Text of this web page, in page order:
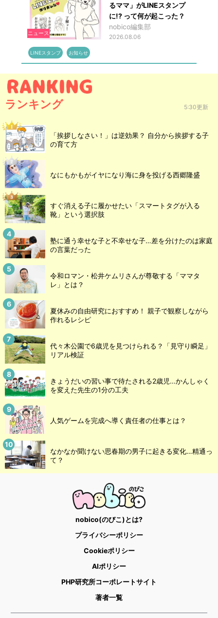
ニュース
るママ」がLINEスタンプ
に!? って何が起こった？
nobico編集部
2026.08.06
LINEスタンプ お知らせ
ランキング 5:30更新
「挨拶しなさい！」は逆効果？ 自分から挨拶する子
の育て方
なにもかもがイヤになり海に身を投げる西郷隆盛
すぐ消える子に履かせたい「スマートタグが入る
靴」という選択肢
塾に通う幸せな子と不幸せな子…差を分けたのは家庭
の言葉だった
令和ロマン・松井ケムリさんが尊敬する「ママタ
レ」とは？
夏休みの自由研究におすすめ！ 親子で観察しながら
作れるレシピ
代々木公園で6歳児を見つけられる？「見守り瞬足」
リアル検証
きょうだいの習い事で待たされる2歳児...かんしゃく
を変えた先生の1分の工夫
人気ゲームを完成へ導く責任者の仕事とは？
なかなか聞けない思春期の男子に起きる変化…精通っ
て？
nobico(のびこ)とは?
プライバシーポリシー
Cookieポリシー
AIポリシー
PHP研究所コーポレートサイト
著者一覧